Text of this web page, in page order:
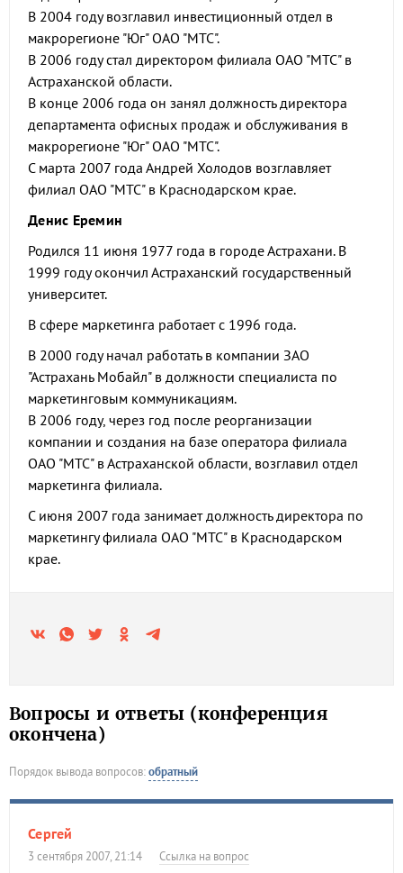
В 2004 году возглавил инвестиционный отдел в
макрорегионе "Юг" ОАО "МТС".
В 2006 году стал директором филиала ОАО "МТС" в
Астраханской области.
В конце 2006 года он занял должность директора
департамента офисных продаж и обслуживания в
макрорегионе "Юг" ОАО "МТС".
С марта 2007 года Андрей Холодов возглавляет
филиал ОАО "МТС" в Краснодарском крае.
Денис Еремин
Родился 11 июня 1977 года в городе Астрахани. В
1999 году окончил Астраханский государственный
университет.
В сфере маркетинга работает с 1996 года.
В 2000 году начал работать в компании ЗАО
"Астрахань Мобайл" в должности специалиста по
маркетинговым коммуникациям.
В 2006 году, через год после реорганизации
компании и создания на базе оператора филиала
ОАО "МТС" в Астраханской области, возглавил отдел
маркетинга филиала.
С июня 2007 года занимает должность директора по
маркетингу филиала ОАО "МТС" в Краснодарском
крае.
Вопросы и ответы (конференция
окончена)
Порядок вывода вопросов:обратный
Сергей
3 сентября 2007, 21:14 Ссылка на вопрос